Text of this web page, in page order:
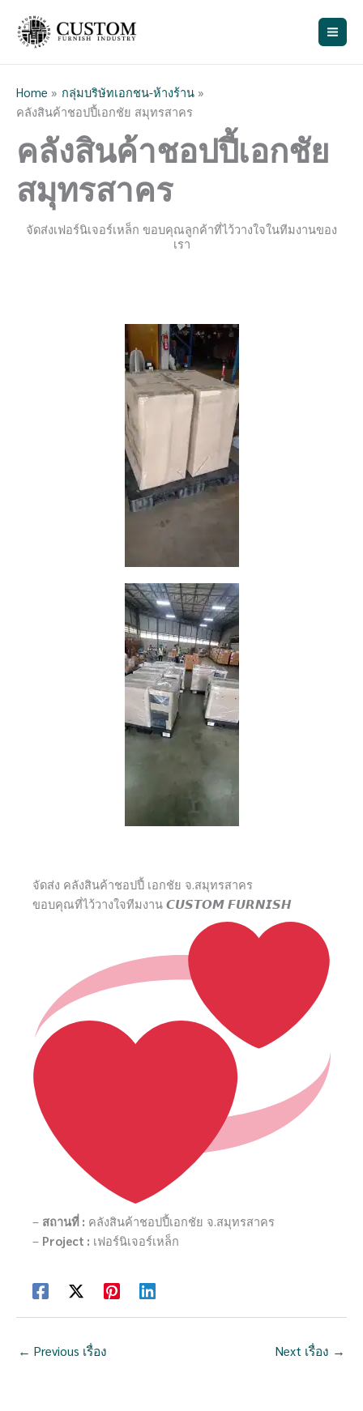
content
Home
กลุ่มบริษัทเอกชน-ห้างร้าน
คลังสินค้าชอปปี้เอกชัย สมุทรสาคร
คลังสินค้าชอปปี้เอกชัย
สมุทรสาคร
จัดส่งเฟอร์นิเจอร์เหล็ก ขอบคุณลูกค้าที่ไว้วางใจในทีมงานของ
เรา
จัดส่ง คลังสินค้าชอปปี้ เอกชัย จ.สมุทรสาคร
ขอบคุณที่ไว้วางใจทีมงาน 𝘾𝙐𝙎𝙏𝙊𝙈 𝙁𝙐𝙍𝙉𝙄𝙎𝙃
– สถานที่ : คลังสินค้าชอปปี้เอกชัย จ.สมุทรสาคร
– Project : เฟอร์นิเจอร์เหล็ก
← Previous เรื่อง Next เรื่อง →
น